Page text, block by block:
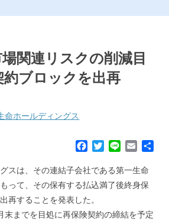
関連リスクの削減目
ブロックを出再
命ホールディングス
c
e
o
o
T
i
t
r
n
e
E
a
i
スは、その連結子会社である第一生命
って、その保有する払込満了後終身保
再することを発表した。
末までを目処に再保険契約の締結を予定